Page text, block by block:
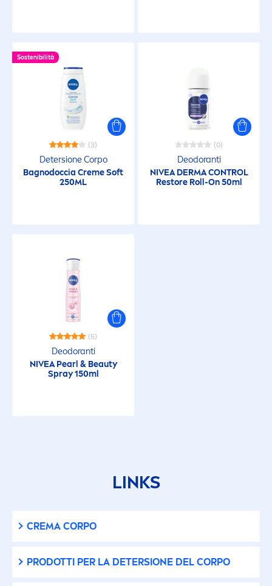
Levigante
Luminosità della pelle
luminosità naturale
Materiale riciclato
Nutriente
Nutrimento e Benessere
Protegge da sporco e batteri
Sostenibilità
(3)
Detersione Corpo
Bagnodoccia CremeSoft
250ML
(0)
Deodoranti
NIVEADERMA CONTROL
Restore Roll-On 50ml
(5)
Deodoranti
NIVEA Pearl & Beauty
Spray 150ml
LINKS
CREMA CORPO
PRODOTTI PER LA DETERSIONE DEL CORPO